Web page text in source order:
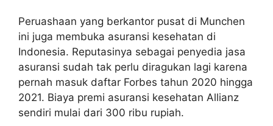
Peruashaan yang berkantor pusat di Munchen
ini juga membuka asuransi kesehatan di
Indonesia. Reputasinya sebagai penyedia jasa
asuransi sudah tak perlu diragukan lagi karena
pernah masuk daftar Forbes tahun 2020 hingga
2021. Biaya premi asuransi kesehatan Allianz
sendiri mulai dari 300 ribu rupiah.